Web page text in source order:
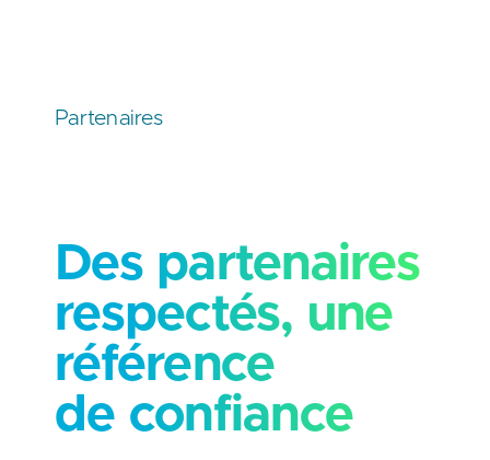
Partenaires
Des partenaires
respectés, une
référence
de confiance